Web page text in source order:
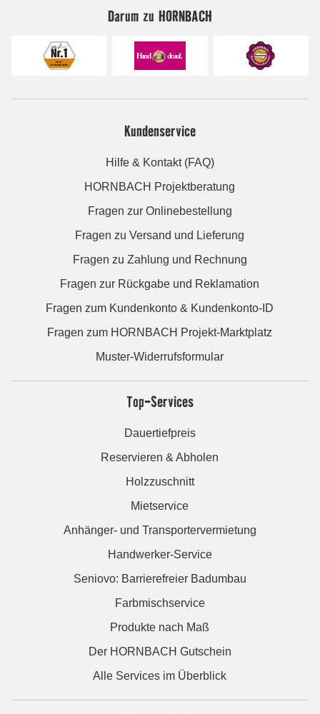
Darum zu HORNBACH
Kundenservice
Hilfe & Kontakt (FAQ)
HORNBACH Projektberatung
Fragen zur Onlinebestellung
Fragen zu Versand und Lieferung
Fragen zu Zahlung und Rechnung
Fragen zur Rückgabe und Reklamation
Fragen zum Kundenkonto & Kundenkonto-ID
Fragen zum HORNBACH Projekt-Marktplatz
Muster-Widerrufsformular
Top-Services
Dauertiefpreis
Reservieren & Abholen
Holzzuschnitt
Mietservice
Anhänger- und Transportervermietung
Handwerker-Service
Seniovo: Barrierefreier Badumbau
Farbmischservice
Produkte nach Maß
Der HORNBACH Gutschein
Alle Services im Überblick